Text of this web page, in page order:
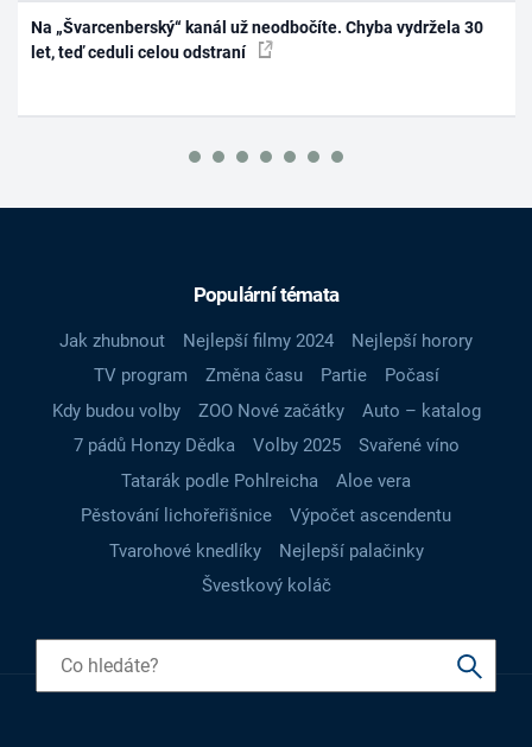
Na „Švarcenberský“ kanál už neodbočíte. Chyba vydržela 30
let, teď ceduli celou odstraní
Populární témata
Jak zhubnout Nejlepší filmy 2024
Nejlepší horory
TV program
Změna času Partie
Počasí
Kdy budou volby
ZOO Nové začátky
Auto – katalog
7 pádů Honzy Dědka
Volby 2025
Svařené víno
Tatarák podle Pohlreicha
Aloe vera
Pěstování lichořeřišnice
Výpočet ascendentu
Tvarohové knedlíky
Nejlepší palačinky
Švestkový koláč